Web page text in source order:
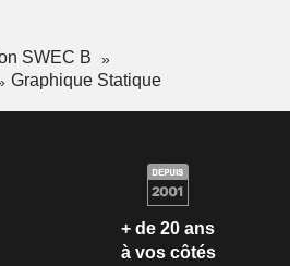
SWEC B
Graphique Statique
+ de 20 ans
à vos côtés